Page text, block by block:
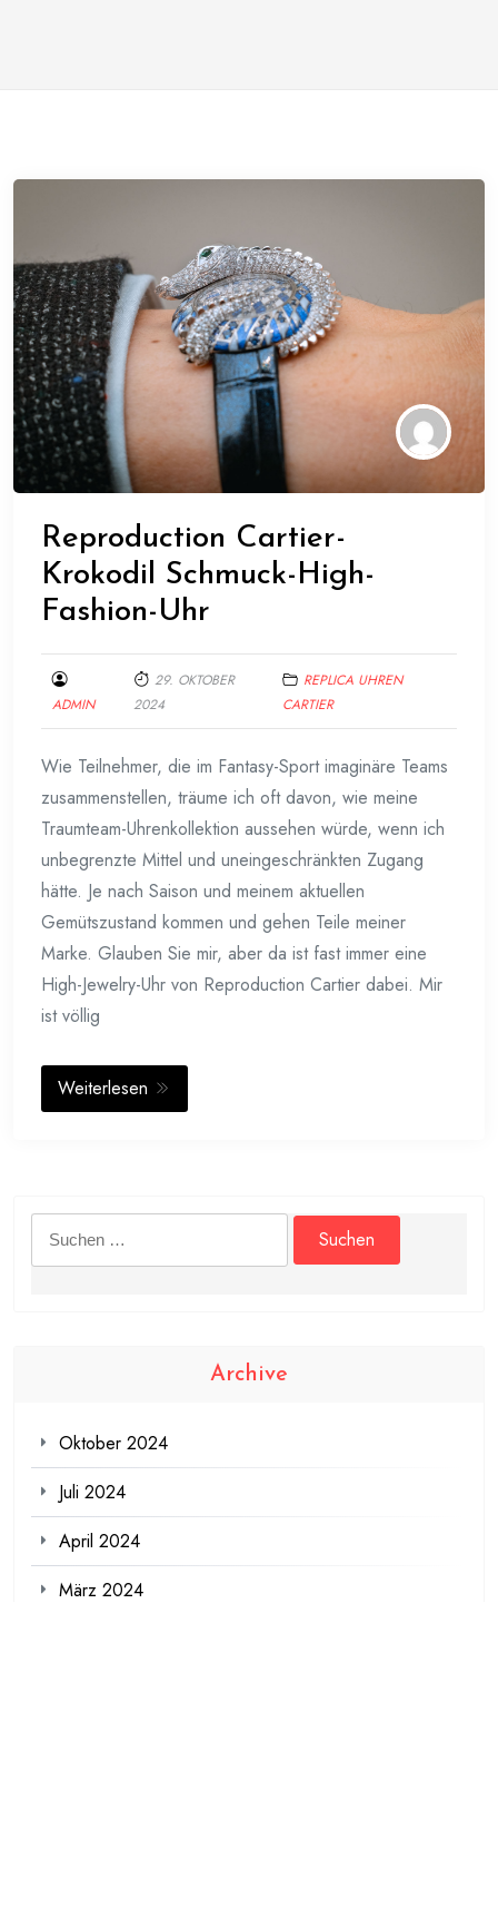
Reproduction Cartier-
Krokodil Schmuck-High-
Fashion-Uhr
ADMIN
29. OKTOBER
2024
REPLICA UHREN
CARTIER
Wie Teilnehmer, die im Fantasy-Sport imaginäre Teams
zusammenstellen, träume ich oft davon, wie meine
Traumteam-Uhrenkollektion aussehen würde, wenn ich
unbegrenzte Mittel und uneingeschränkten Zugang
hätte. Je nach Saison und meinem aktuellen
Gemütszustand kommen und gehen Teile meiner
Marke. Glauben Sie mir, aber da ist fast immer eine
High-Jewelry-Uhr von Reproduction Cartier dabei. Mir
ist völlig
Weiterlesen
Suchen
nach:
Archive
Oktober 2024
Juli 2024
April 2024
März 2024